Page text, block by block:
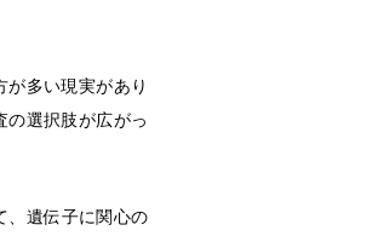
多い現実があり
の選択肢が広がっ
、遺伝子に関心の